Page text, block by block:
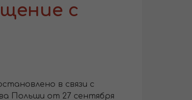
с
в связи с
Польши от 27 сентября